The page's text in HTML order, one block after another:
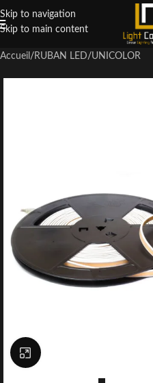
Skip to navigation
Skip to main content
Accueil / RUBAN LED/UNICOLOR
Click to enlarge